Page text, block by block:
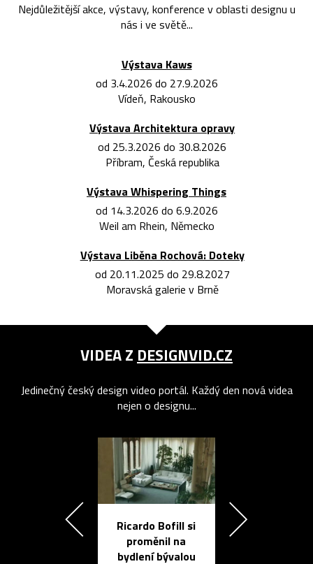
Nejdůležitější akce, výstavy, konference v oblasti designu u
nás i ve světě...
Výstava Kaws
od 3.4.2026 do 27.9.2026
Vídeň, Rakousko
Výstava Architektura opravy
od 25.3.2026 do 30.8.2026
Příbram, Česká republika
Výstava Whispering Things
od 14.3.2026 do 6.9.2026
Weil am Rhein, Německo
Výstava Liběna Rochová: Doteky
od 20.11.2025 do 29.8.2027
Moravská galerie v Brně
VIDEA Z DESIGNVID.CZ
Jedinečný český design video portál. Každý den nová videa
nejen o designu...
Ricardo Bofill si
proměnil na
bydlení bývalou